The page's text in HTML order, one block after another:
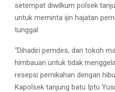
setempat diwilkum polsek
untuk meminta ijin hajatan
tunggal
“Dihadiri pemdes, dan tokoh
himbauan untuk tidak
resepsi pernikahan dengan
Kapolsek tanjung batu Iptu